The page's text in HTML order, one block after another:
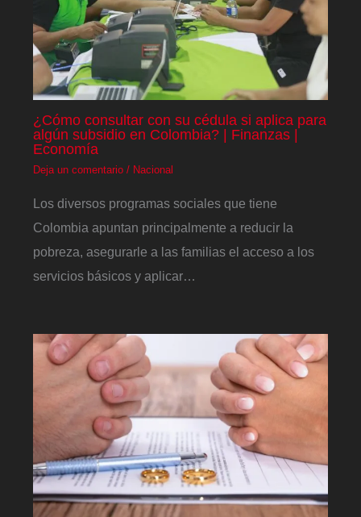
¿Cómo consultar con su cédula si aplica para
algún subsidio en Colombia? | Finanzas |
Economía
Deja un comentario / Nacional
Los diversos programas sociales que tiene
Colombia apuntan principalmente a reducir la
pobreza, asegurarle a las familias el acceso a los
servicios básicos y aplicar…